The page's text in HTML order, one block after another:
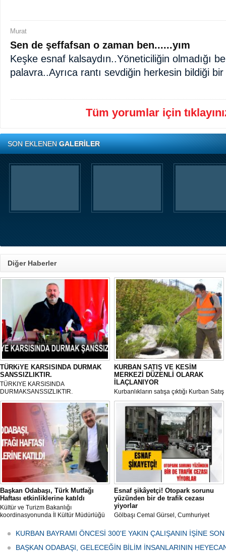
Murat
Sen de şeffafsan o zaman ben......yım
Keşke esnaf kalsaydın..Yöneticiliğin olmadığı
palavra..Ayrıca rantı sevdiğin herkesin bildiği
Tüm yorumlar için
SON EKLENENGALERİLER
Diğer Haberler
TÜRKiYE KARSISINDA DURMAK
SANSSIZLIKTIR.
TÜRKIYE KARSISINDA
DURMAKSANSSIZLIKTIR.
KURBAN SATIŞ VE KESİM
MERKEZİ DÜZENLİ OLARAK
İLAÇLANIYOR
Kurbanlıkların satışa çıktığı Kurban Satış
ve Kesim Merkezi, haşere ve
mikropların önüne geçilmesi amacıyla
her gün Gölbaşı Belediyesi ekipleri
tarafından düzenli olarak ilaçlanıyor.
Başkan Odabaşı, Türk Mutfağı
Haftası etkinliklerine katıldı
Kültür ve Turizm Bakanlığı
koordinasyonunda İl Kültür Müdürlüğü
Haftası" etkinlikleri Ankara'da devam
ediyor.
Esnaf şikâyetçi! Otopark sorunu
yüzünden bir de trafik cezası
yiyorlar
Gölbaşı Cemal Gürsel, Cumhuriyet
bulunan esnaf ve alışverişe gelen
vatandaşlar park cezaları yüzünden
canından bezdi.
KURBAN BAYRAMI ÖNCESİ 300'E YAKIN ÇALIŞANIN İŞİNE
BAŞKAN ODABAŞI, GELECEĞİN BİLİM İNSANLARININ